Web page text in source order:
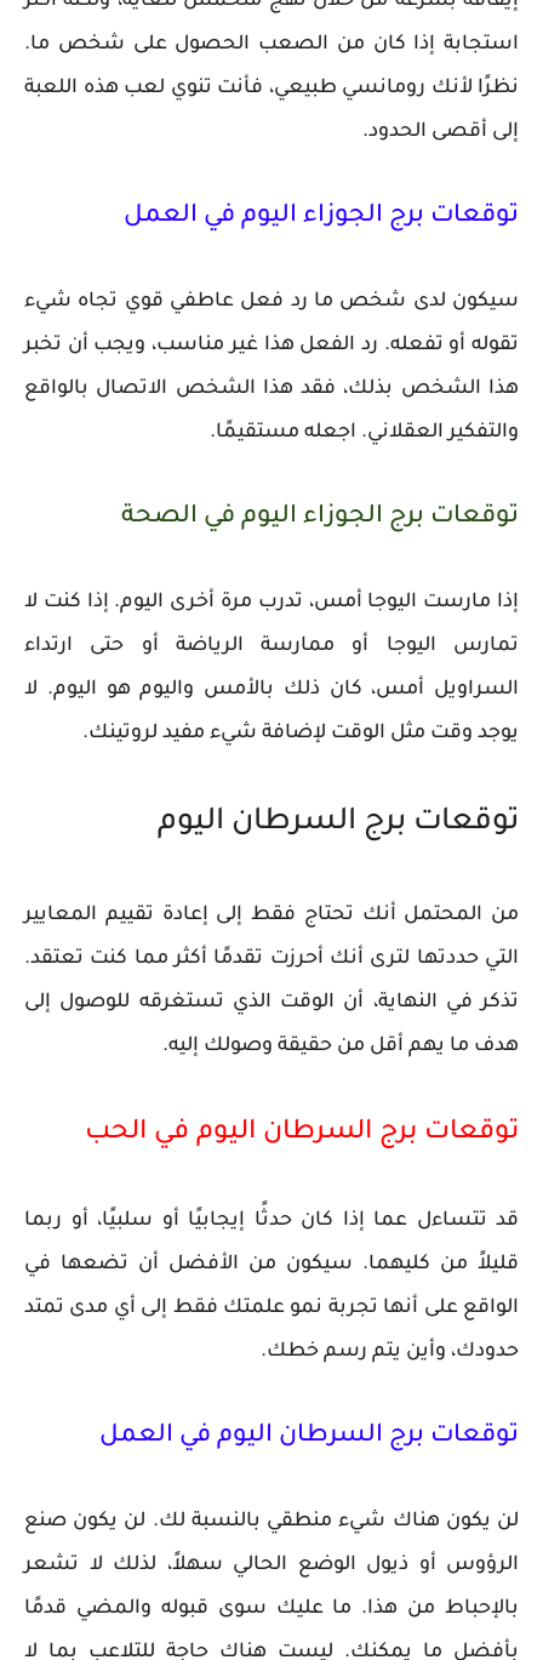
استجابة إذا كان من الصعب الحصول على شخص ما.
نظرًا لأنك رومانسي طبيعي، فأنت تنوي لعب هذه اللعبة
إلى أقصى الحدود.
توقعات برج الجوزاء اليوم في العمل
سيكون لدى شخص ما رد فعل عاطفي قوي تجاه شيء
تقوله أو تفعله. رد الفعل هذا غير مناسب، ويجب أن تخبر
هذا الشخص بذلك، فقد هذا الشخص الاتصال بالواقع
والتفكير العقلاني. اجعله مستقيمًا.
توقعات برج الجوزاء اليوم في الصحة
إذا مارست اليوجا أمس، تدرب مرة أخرى اليوم. إذا كنت لا
تمارس اليوجا أو ممارسة الرياضة أو حتى ارتداء
السراويل أمس، كان ذلك بالأمس واليوم هو اليوم. لا
يوجد وقت مثل الوقت لإضافة شيء مفيد لروتينك.
توقعات برج السرطان اليوم
من المحتمل أنك تحتاج فقط إلى إعادة تقييم المعايير
التي حددتها لترى أنك أحرزت تقدمًا أكثر مما كنت تعتقد.
تذكر في النهاية، أن الوقت الذي تستغرقه للوصول إلى
هدف ما يهم أقل من حقيقة وصولك إليه.
توقعات برج السرطان اليوم في الحب
قد تتساءل عما إذا كان حدثًا إيجابيًا أو سلبيًا، أو ربما
قليلاً من كليهما. سيكون من الأفضل أن تضعها في
الواقع على أنها تجربة نمو علمتك فقط إلى أي مدى تمتد
حدودك، وأين يتم رسم خطك.
توقعات برج السرطان اليوم في العمل
لن يكون هناك شيء منطقي بالنسبة لك. لن يكون صنع
الرؤوس أو ذيول الوضع الحالي سهلاً، لذلك لا تشعر
بالإحباط من هذا. ما عليك سوى قبوله والمضي قدمًا
بأفضل ما يمكنك. ليست هناك حاجة للتلاعب بما لا